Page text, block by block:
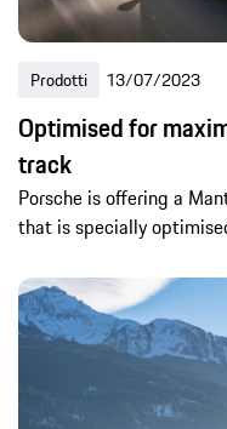
Prodotti 13/07/2023
Optimised for
track
Porsche is offering a
that is specially